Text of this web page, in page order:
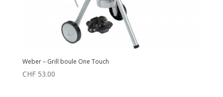
Weber – Grill boule One Touch
CHF53.00